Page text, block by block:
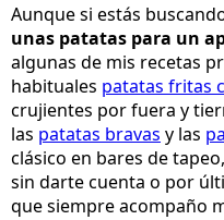
Aunque si estás
unas patatas para un
algunas de mis recetas
habituales patatas fritas
crujientes por fuera y
las patatas bravas y las
clásico en bares de
sin darte cuenta o por
que siempre acompaño